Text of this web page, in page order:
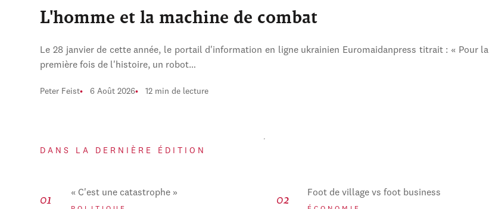
L'homme et la machine de combat
Le 28 janvier de cette année, le portail d'information en ligne ukrainien Euromaidanpress titrait : « Pour la
première fois de l'histoire, un robot…
Peter Feist 6 Août 2026 12 min de lecture
DANS LA DERNIÈRE ÉDITION
« C'est une catastrophe » Foot de village vs foot business